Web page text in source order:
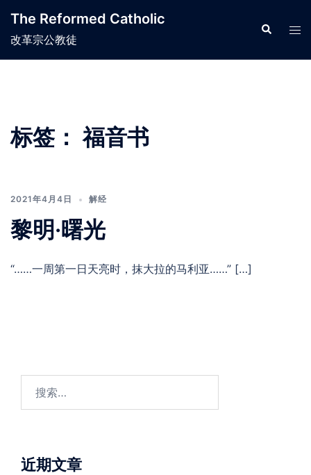
content
The Reformed Catholic
改革宗公教徒
Search
标签：福音书
2021年4月4日 解经
黎明·曙光
“……一周第一日天亮时，抹大拉的马利亚……” […]
索：
近期文章